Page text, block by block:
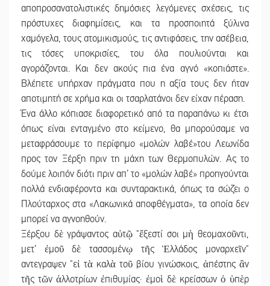
αποπροσανατολιστικές δημόσιες λεγόμενες σχέσεις, τις
πρόστυχες διαφημίσεις, και τα προσποιητά ξύλινα
χαμόγελα, τους ατομικισμούς, τις αντιφάσεις, την ασέβεια,
τις τόσες υποκρισίες, του όλα πουλιούνται και
αγοράζονται. Και δεν ακούς πια ένα αγνό «κοπιάστε».
Βλέπετε υπήρχαν πράγματα που η αξία τους δεν ήταν
αποτιμητή σε χρήμα και οι τσαρλατάνοι δεν είχαν πέραση.
Ένα άλλο κόπιασε διαφορετικό από τα παραπάνω κι έτσι
όπως είναι ενταγμένο στο κείμενο, θα μπορούσαμε να
μεταφράσουμε το περίφημο «μολών λαβέ»του Λεωνίδα
προς τον Ξέρξη πριν τη μάχη των Θερμοπυλών. Ας το
δούμε λοιπόν διότι πριν απ’ το «μολών λαβέ» προηγούνται
πολλά ενδιαφέροντα και συνταρακτικά, όπως τα σώζει ο
Πλούταρχος στα «Λακωνικά αποφθέγματα», τα οποία δεν
μπορεί να αγνοηθούν.
Ξέρξου δὲ γράψαντος αὐτῷ "ἔξεστί σοι μὴ θεομαχοῦντι,
μετ’ ἐμοῦ δὲ τασσομένῳ τῆς Ἑλλάδος μοναρχεῖν"
αντεγραψεν "εἰ τὰ καλὰ τοῦ βίου γινώσκοις, ἀπέστης ἂν
τῆς τῶν ἀλλοτρίων ἐπιθυμίας· ἐμοὶ δὲ κρείσσων ὁ ὑπὲρ